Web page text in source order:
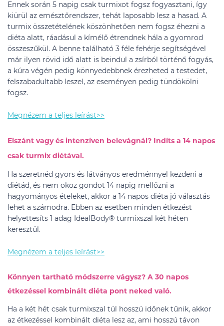
Ennek során 5 napig csak turmixot fogsz fogyasztani, így
kiürül az emésztőrendszer, tehát laposabb lesz a hasad. A
turmix összetételének köszönhetően nem fogsz éhezni a
diéta alatt, ráadásul a kímélő étrendnek hála a gyomrod
összeszűkül. A benne található 3 féle fehérje segítségével
már ilyen rövid idő alatt is beindul a zsírból történő fogyás,
a kúra végén pedig könnyedebbnek érezheted a testedet,
felszabadultabb leszel, az eseményen pedig tündökölni
fogsz.
Megnézem a teljes leírást>>
Elszánt vagy és intenzíven belevágnál? Indíts a 14 napos
csak turmix diétával.
Ha szeretnéd gyors és látványos eredménnyel kezdeni a
diétád, és nem okoz gondot 14 napig mellőzni a
hagyományos ételeket, akkor a 14 napos diéta jó választás
lehet a számodra. Ebben az esetben minden étkezést
helyettesíts 1 adag IdealBody® turmixszal két héten
keresztül.
Megnézem a teljes leírást>>
Könnyen tartható módszerre vágysz? A 30 napos
étkezéssel kombinált diéta pont neked való.
Ha a két hét csak turmixszal túl hosszú időnek tűnik, akkor
az étkezéssel kombinált diéta lesz az, ami hosszú távon